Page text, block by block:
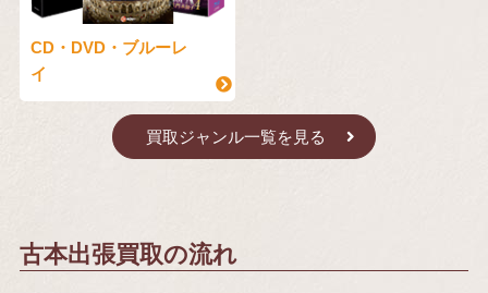
CD・DVD・ブルーレ
イ
買取ジャンル一覧を見る
古本出張買取の流れ